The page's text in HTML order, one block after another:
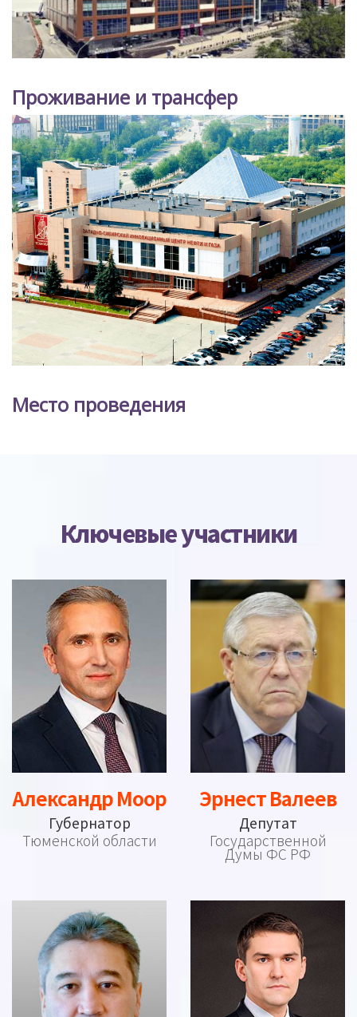
Проживание и трансфер
Место проведения
Ключевые участники
Александр Моор
Губернатор
Тюменской области
Эрнест Валеев
Депутат
Государственной
Думы ФС РФ